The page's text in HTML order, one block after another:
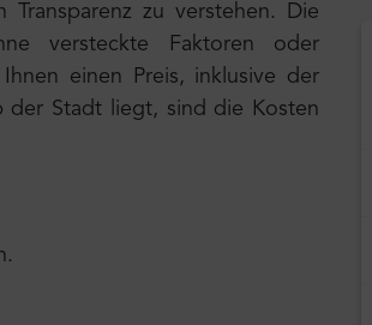
zu verstehen. Die
versteckte Faktoren oder
einen Preis, inklusive der
der Stadt liegt, sind die Kosten